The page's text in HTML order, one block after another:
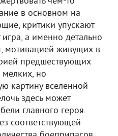
в основном на
критики упускают
а именно детально
живущих в
предшествующих
но
картину вселенной
здесь может
главного героя.
соответствующей